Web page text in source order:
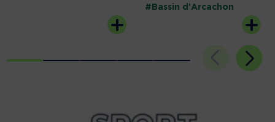
#Bassin d'Arcachon